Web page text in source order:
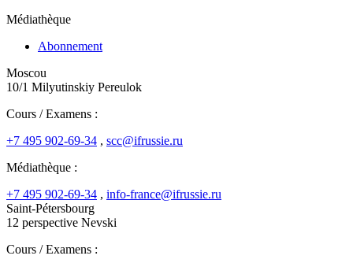
Médiathèque
Abonnement
Moscou
10/1 Milyutinskiy Pereulok
Cours / Examens :
+7 495 902-69-34 , scc@ifrussie.ru
Médiathèque :
+7 495 902-69-34 , info-france@ifrussie.ru
Saint-Pétersbourg
12 perspective Nevski
Cours / Examens :